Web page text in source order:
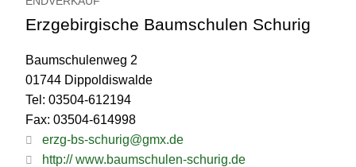
Erzgebirgische Baumschulen Schurig
Baumschulenweg 2
01744 Dippoldiswalde
Tel: 03504-612194
Fax: 03504-614998
erzg-bs-schurig@gmx.de
http:// www.baumschulen-schurig.de